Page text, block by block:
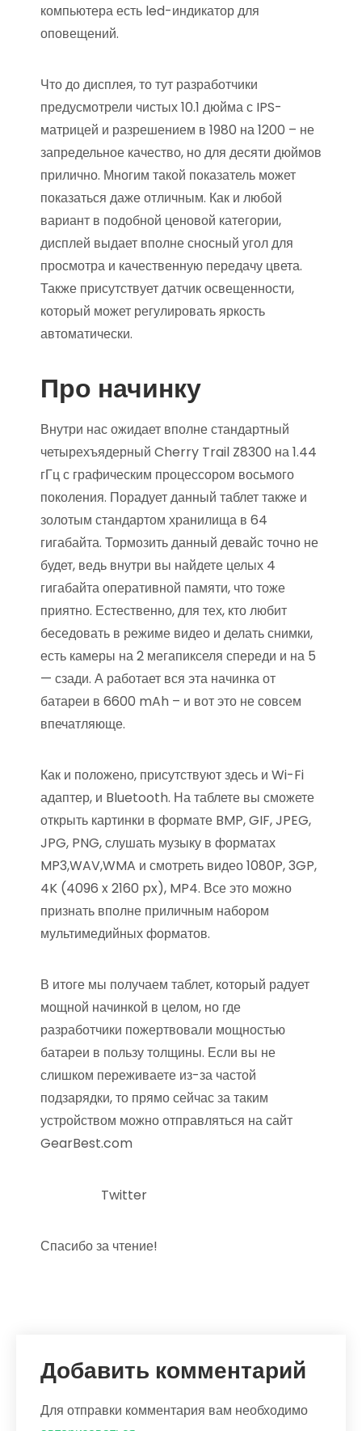
компьютера есть led-индикатор для
оповещений.
Что до дисплея, то тут разработчики
предусмотрели чистых 10.1 дюйма с IPS-
матрицей и разрешением в 1980 на 1200 – не
запредельное качество, но для десяти дюймов
прилично. Многим такой показатель может
показаться даже отличным. Как и любой
вариант в подобной ценовой категории,
дисплей выдает вполне сносный угол для
просмотра и качественную передачу цвета.
Также присутствует датчик освещенности,
который может регулировать яркость
автоматически.
Про начинку
Внутри нас ожидает вполне стандартный
четырехъядерный Cherry Trail Z8300 на 1.44
гГц с графическим процессором восьмого
поколения. Порадует данный таблет также и
золотым стандартом хранилища в 64
гигабайта. Тормозить данный девайс точно не
будет, ведь внутри вы найдете целых 4
гигабайта оперативной памяти, что тоже
приятно. Естественно, для тех, кто любит
беседовать в режиме видео и делать снимки,
есть камеры на 2 мегапикселя спереди и на 5
— сзади. А работает вся эта начинка от
батареи в 6600 mAh – и вот это не совсем
впечатляюще.
Как и положено, присутствуют здесь и Wi-Fi
адаптер, и Bluetooth. На таблете вы сможете
открыть картинки в формате BMP, GIF, JPEG,
JPG, PNG, слушать музыку в форматах
MP3,WAV,WMA и смотреть видео 1080P, 3GP,
4K (4096 x 2160 px), MP4. Все это можно
признать вполне приличным набором
мультимедийных форматов.
В итоге мы получаем таблет, который радует
мощной начинкой в целом, но где
разработчики пожертвовали мощностью
батареи в пользу толщины. Если вы не
слишком переживаете из-за частой
подзарядки, то прямо сейчас за таким
устройством можно отправляться на сайт
GearBest.com
Twitter
Спасибо за чтение!
Добавить комментарий
Для отправки комментария вам необходимо